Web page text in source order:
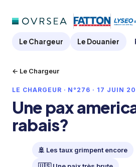
Le Chargeur Le Douanier
← Le Chargeur
LE CHARGEUR · N°276 · 17 JUIN
Une pax
rabais?
🚢 Les taux grimpent encore